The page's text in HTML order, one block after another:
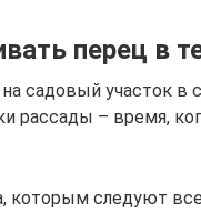
перец в
садовый участок в
рассады – время,
которым следуют